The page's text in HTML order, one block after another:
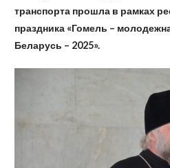
транспорта прошла в рамках
праздника «Гомель –
Беларусь – 2025».